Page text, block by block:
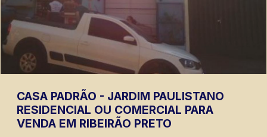
CASA PADRÃO - JARDIM PAULISTANO
RESIDENCIAL OU COMERCIAL PARA
VENDA EM RIBEIRÃO PRETO